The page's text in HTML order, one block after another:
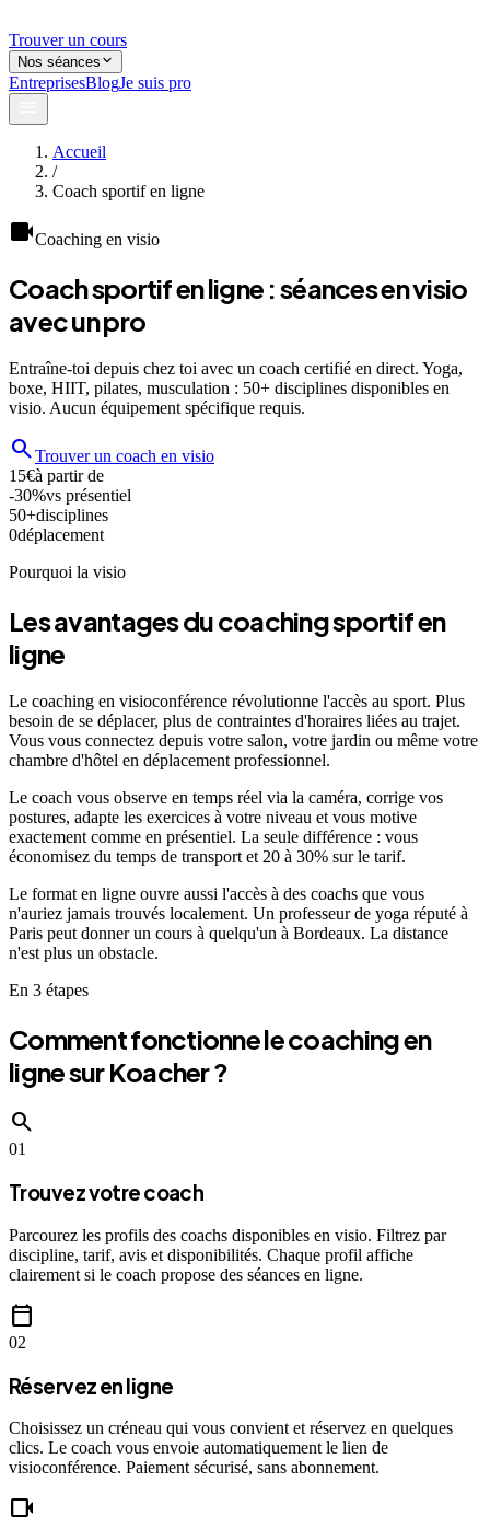
Trouver un cours
Nos séances
EntreprisesBlogJe suis pro
Accueil
/
Coach sportif en ligne
videocamCoaching en visio
Coach sportif en ligne :séances en visio
avec un pro
Entraîne-toi depuis chez toi avec un coach certifié en direct. Yoga,
boxe, HIIT, pilates, musculation : 50+ disciplines disponibles en
visio. Aucun équipement spécifique requis.
searchTrouver un coach en visio
15€à partir de
-30%vs présentiel
50+disciplines
0déplacement
Pourquoi la visio
Les avantages du coaching sportif en
ligne
Le coaching en visioconférence révolutionne l'accès au sport. Plus
besoin de se déplacer, plus de contraintes d'horaires liées au trajet.
Vous vous connectez depuis votre salon, votre jardin ou même votre
chambre d'hôtel en déplacement professionnel.
Le coach vous observe en temps réel via la caméra, corrige vos
postures, adapte les exercices à votre niveau et vous motive
exactement comme en présentiel. La seule différence : vous
économisez du temps de transport et 20 à 30% sur le tarif.
Le format en ligne ouvre aussi l'accès à des coachs que vous
n'auriez jamais trouvés localement. Un professeur de yoga réputé à
Paris peut donner un cours à quelqu'un à Bordeaux. La distance
n'est plus un obstacle.
En 3 étapes
Comment fonctionne le coaching en
ligne sur Koacher ?
search
01
Trouvez votre coach
Parcourez les profils des coachs disponibles en visio. Filtrez par
discipline, tarif, avis et disponibilités. Chaque profil affiche
clairement si le coach propose des séances en ligne.
calendar_today
02
Réservez en ligne
Choisissez un créneau qui vous convient et réservez en quelques
clics. Le coach vous envoie automatiquement le lien de
visioconférence. Paiement sécurisé, sans abonnement.
videocam